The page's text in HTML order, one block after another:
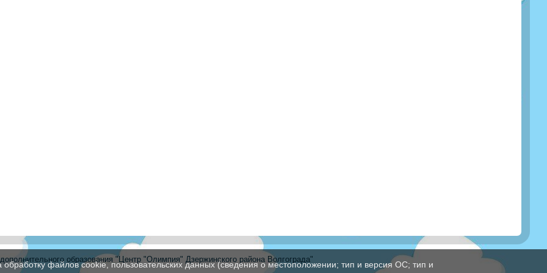
образования "Центр "Олимпия" Дзержинского района Волгограда"
файлов cookie, пользовательских данных (сведения о местоположении; тип и версия ОС; тип и